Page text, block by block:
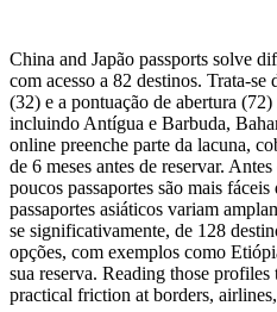
China and Japão passports solve
com acesso a 82 destinos. Trata-
(32) e a pontuação de abertura
incluindo Antígua e Barbuda,
online preenche parte da lacuna,
de 6 meses antes de reservar.
poucos passaportes são mais
passaportes asiáticos variam
se significativamente, de 128
opções, com exemplos como
sua reserva. Reading those
practical friction at borders,